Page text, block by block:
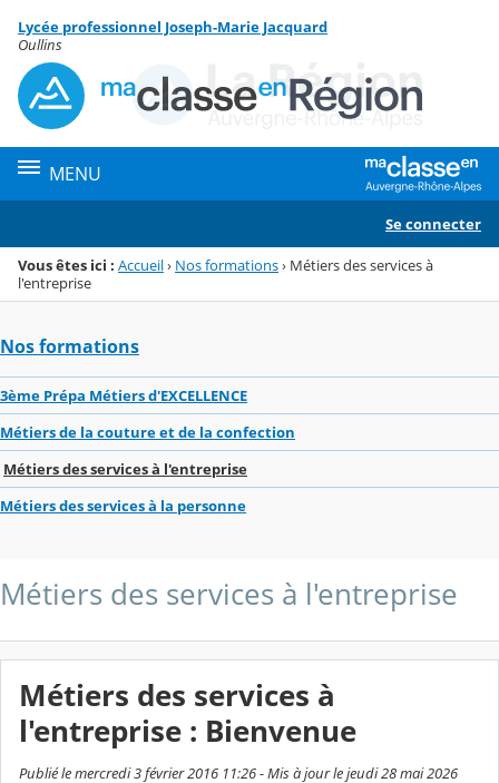
Menu de la rubrique
Contenu
Lycée professionnel Joseph-Marie Jacquard
Oullins
MENU
Se connecter
Vous êtes ici : Accueil› Nos formations› Métiers des services à
l'entreprise
Nos formations
3ème Prépa Métiers d'EXCELLENCE
Métiers de la couture et de la confection
Métiers des services à l'entreprise
Métiers des services à la personne
Métiers des services à l'entreprise
Métiers des services à
l'entreprise : Bienvenue
Publié le mercredi 3 février 2016 11:26 - Mis à jour le jeudi 28 mai 2026